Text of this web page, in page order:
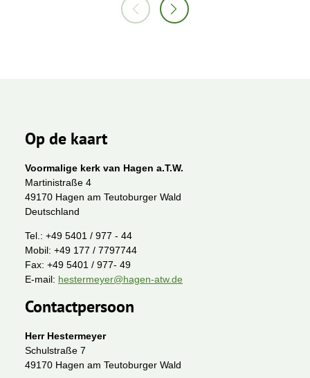
Op de kaart
Voormalige kerk van Hagen a.T.W.
Martinistraße 4
49170 Hagen am Teutoburger Wald
Deutschland
Tel.: +49 5401 / 977 - 44
Mobil: +49 177 / 7797744
Fax: +49 5401 / 977- 49
E-mail: hestermeyer@hagen-atw.de
Contactpersoon
Herr Hestermeyer
Schulstraße 7
49170 Hagen am Teutoburger Wald